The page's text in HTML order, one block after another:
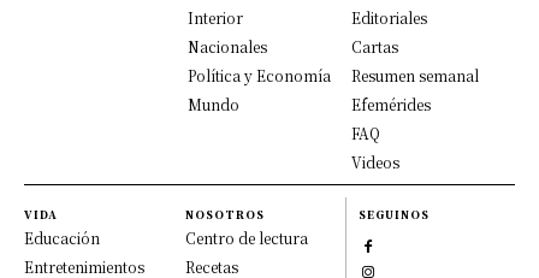
Interior
Nacionales
Política y Economía
Mundo
Editoriales
Cartas
Resumen semanal
Efemérides
FAQ
Videos
VIDA
Educación
Entretenimientos
NOSOTROS
Centro de lectura
Recetas
SEGUINOS